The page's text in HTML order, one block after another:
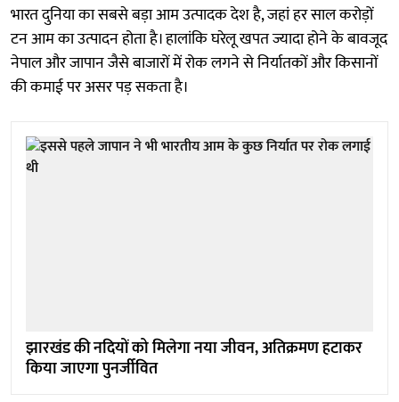
भारत दुनिया का सबसे बड़ा आम उत्पादक देश है, जहां हर साल करोड़ों
टन आम का उत्पादन होता है। हालांकि घरेलू खपत ज्यादा होने के बावजूद
नेपाल और जापान जैसे बाजारों में रोक लगने से निर्यातकों और किसानों
की कमाई पर असर पड़ सकता है।
झारखंड की नदियों को मिलेगा नया जीवन, अतिक्रमण हटाकर
किया जाएगा पुनर्जीवित